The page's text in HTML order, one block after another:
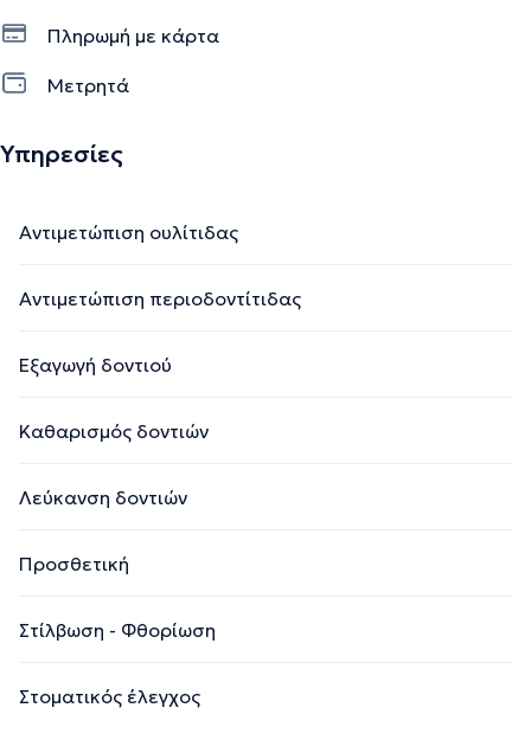
Πληρωμή με κάρτα
Μετρητά
Υπηρεσίες
Αντιμετώπιση ουλίτιδας
Αντιμετώπιση περιοδοντίτιδας
Εξαγωγή δοντιού
Καθαρισμός δοντιών
Λεύκανση δοντιών
Προσθετική
Στίλβωση - Φθορίωση
Στοματικός έλεγχος